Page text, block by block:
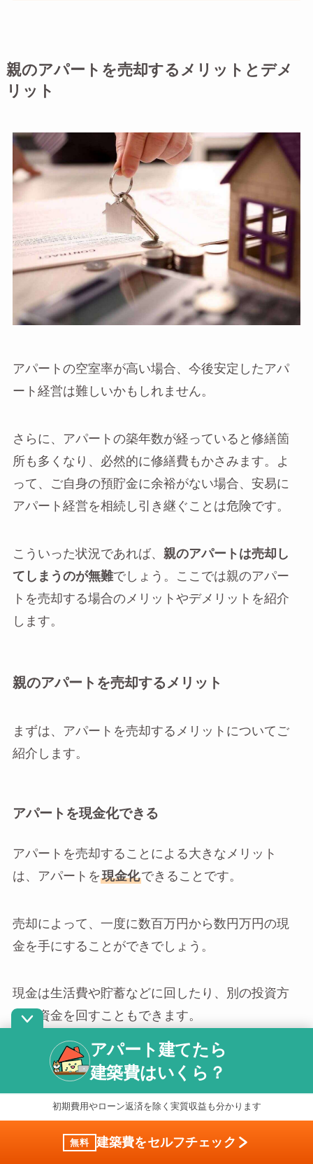
親のアパートを売却するメリットとデメ
リット
アパートの空室率が高い場合、今後安定したアパ
ート経営は難しいかもしれません。
さらに、アパートの築年数が経っていると修繕箇
所も多くなり、必然的に修繕費もかさみます。よ
って、ご自身の預貯金に余裕がない場合、安易に
アパート経営を相続し引き継ぐことは危険です。
こういった状況であれば、 親のアパートは売却し
てしまうのが無難でしょう。ここでは親のアパー
トを売却する場合のメリットやデメリットを紹介
します。
親のアパートを売却するメリット
まずは、アパートを売却するメリットについてご
紹介します。
アパートを現金化できる
アパートを売却することによる大きなメリット
は、アパートを 現金化できることです。
売却によって、一度に数百万円から数円万円の現
金を手にすることができでしょう。
現金は生活費や貯蓄などに回したり、別の投資方
法に資金を回すこともできます。
維持費を支払う必要がなくなる
得られますが、維持管理費もかかります。
アパート建てたら
建築費はいくら？
初期費用やローン返済を除く実質収益も分かります
無料 建築費をセルフチェック